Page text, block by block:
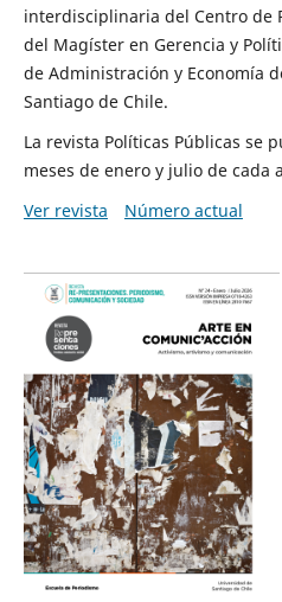
interdisciplinaria del Centro de
del Magíster en Gerencia y
de Administración y Economía
Santiago de Chile.
La revista Políticas Públicas se
meses de enero y julio de cada
Ver revista
Número actual